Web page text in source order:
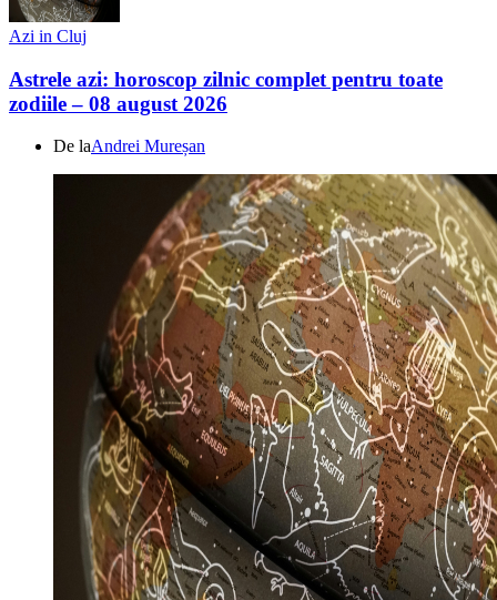
Azi in Cluj
Astrele azi: horoscop zilnic complet pentru toate
zodiile – 08 august 2026
De laAndrei Mureșan